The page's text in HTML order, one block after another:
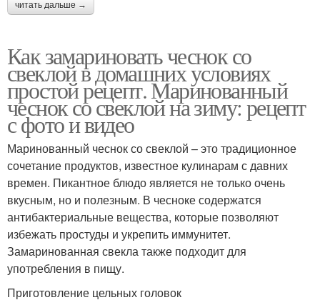
читать дальше →
Как замариновать чеснок со
свеклой в домашних условиях
простой рецепт. Маринованный
чеснок со свеклой на зиму: рецепт
с фото и видео
Маринованный чеснок со свеклой – это традиционное
сочетание продуктов, известное кулинарам с давних
времен. Пикантное блюдо является не только очень
вкусным, но и полезным. В чесноке содержатся
антибактериальные вещества, которые позволяют
избежать простуды и укрепить иммунитет.
Замаринованная свекла также подходит для
употребления в пищу.
Приготовление цельных головок